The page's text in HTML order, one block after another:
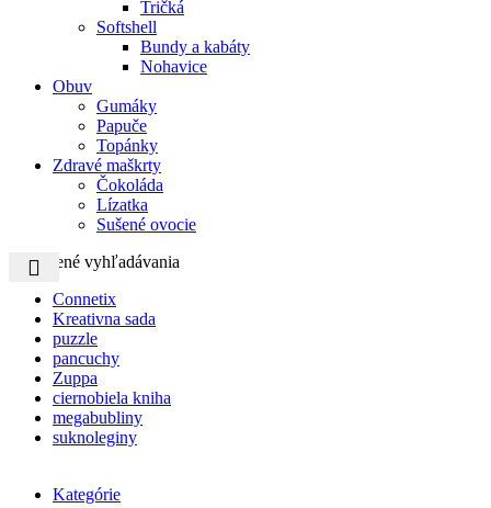
Tričká
Softshell
Bundy a kabáty
Nohavice
Obuv
Gumáky
Papuče
Topánky
Zdravé maškrty
Čokoláda
Lízatka
Sušené ovocie
Obľúbené vyhľadávania
Connetix
Kreativna sada
puzzle
pancuchy
Zuppa
ciernobiela kniha
megabubliny
suknoleginy
Kategórie